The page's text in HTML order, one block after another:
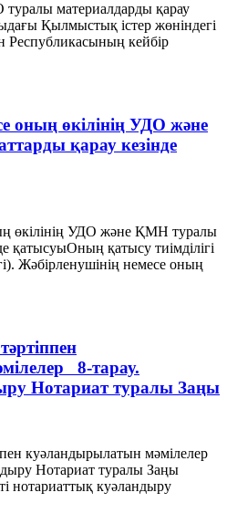
материалдарды қарау
Қылмыстық істер жөніндегі
Республикасының кейбір
оның өкілінің УДО және
қарау кезінде
өкілінің УДО және ҚМН туралы
қатысуыОның қатысу тиімділігі
Жәбірленушінің немесе оның
8-тарау.
Нотариат туралы Заңы
куәландырылатын мәмiлелер
Нотариат туралы Заңы
нотариаттық куәландыру